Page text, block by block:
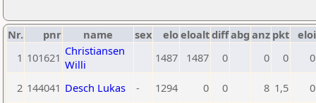
Nr. pnr name sex eloeloaltdiffabg anz pkt eloi
1 101621 Christiansen
Willi
1487 1487 0 0 0 0
2 144041 Desch Lukas - 1294 0 0 8 1,5 0